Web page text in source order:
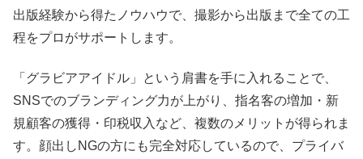
出版経験から得たノウハウで、撮影から出版まで全ての工
程をプロがサポートします。
「グラビアアイドル」という肩書を手に入れることで、
SNSでのブランディング力が上がり、指名客の増加・新
規顧客の獲得・印税収入など、複数のメリットが得られま
す。顔出しNGの方にも完全対応しているので、プライバ